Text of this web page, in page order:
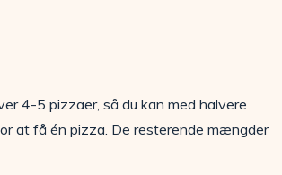
4-5 pizzaer, så du kan med halvere
at få én pizza. De resterende mængder